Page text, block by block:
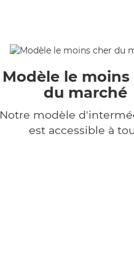
Modèle le moins
du marché
Notre modèle
est accessible à